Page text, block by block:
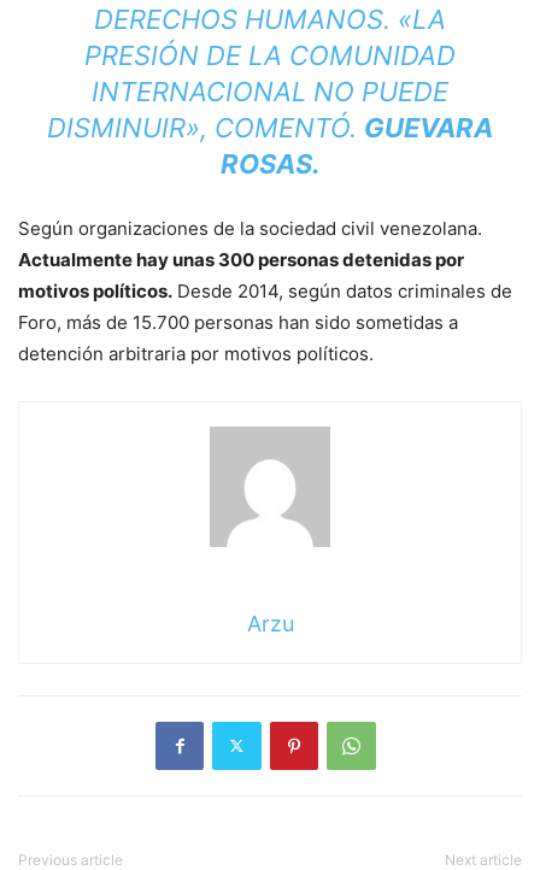
DERECHOS HUMANOS. «LA
PRESIÓN DE LA COMUNIDAD
INTERNACIONAL NO PUEDE
DISMINUIR», COMENTÓ. GUEVARA
ROSAS.
Según organizaciones de la sociedad civil venezolana.
Actualmente hay unas 300 personas detenidas por
motivos políticos. Desde 2014, según datos criminales de
Foro, más de 15.700 personas han sido sometidas a
detención arbitraria por motivos políticos.
Arzu
Previous article Next article